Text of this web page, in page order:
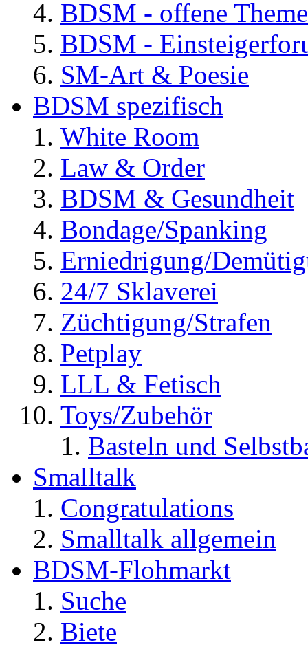
BDSM - offene
BDSM -
SM-Art & Poesie
BDSM spezifisch
White Room
Law & Order
BDSM & Gesundheit
Bondage/Spanking
Erniedrigung/
24/7 Sklaverei
Züchtigung/Strafen
Petplay
LLL & Fetisch
Toys/Zubehör
Basteln und
Smalltalk
Congratulations
Smalltalk allgemein
BDSM-Flohmarkt
Suche
Biete